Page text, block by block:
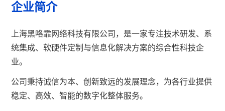
企业简介
上海黑咯霏网络科技有限公司，是一家专注技术研发、系
统集成、软硬件定制与信息化解决方案的综合性科技企
业。
公司秉持诚信为本、创新致远的发展理念，为各行业提供
稳定、高效、智能的数字化整体服务。